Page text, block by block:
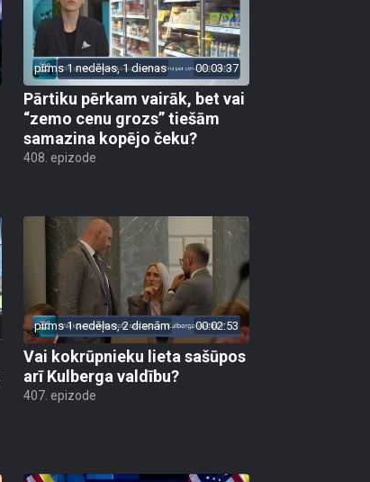
pirms 1 nedēļas, 1 dienas 00:03:37
Pārtiku pērkam vairāk, bet vai
“zemo cenu grozs” tiešām
samazina kopējo čeku?
408. epizode
pirms 1 nedēļas, 2 dienām 00:02:53
Vai kokrūpnieku lieta sašūpos
arī Kulberga valdību?
407. epizode